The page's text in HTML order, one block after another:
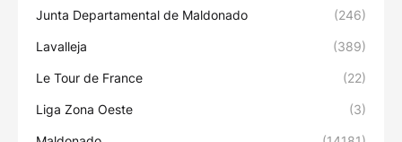
Junta Departamental de Maldonado (246)
Lavalleja (389)
Le Tour de France (22)
Liga Zona Oeste (3)